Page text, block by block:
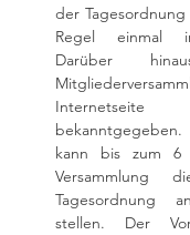
der
Regel einmal
Darüber
kann bis zum
Versammlung
Tagesordnung
stellen. Der